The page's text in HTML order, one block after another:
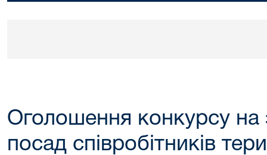
Оголошення конкурсу на
посад співробітників